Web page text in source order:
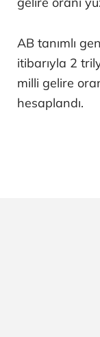
AB tanımlı
itibarıyla 2
milli gelire
hesaplandı.